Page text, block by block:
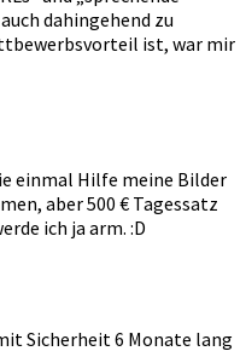
dahingehend zu
ist, war mir
einmal Hilfe meine Bilder
aber 500 € Tagessatz
ich ja arm. :D
Sicherheit 6 Monate lang